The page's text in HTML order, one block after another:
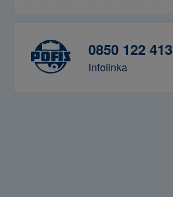
0850 122 413
Infolinka